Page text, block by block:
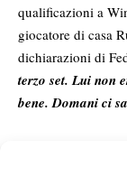
qualificazioni a
giocatore di casa
dichiarazioni di
terzo set. Lui non
bene. Domani ci